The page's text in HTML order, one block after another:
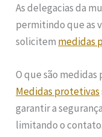
As delegacias da
permitindo que as
solicitem medidas
O que são
Medidas protetivas
garantir a
limitando o contato.